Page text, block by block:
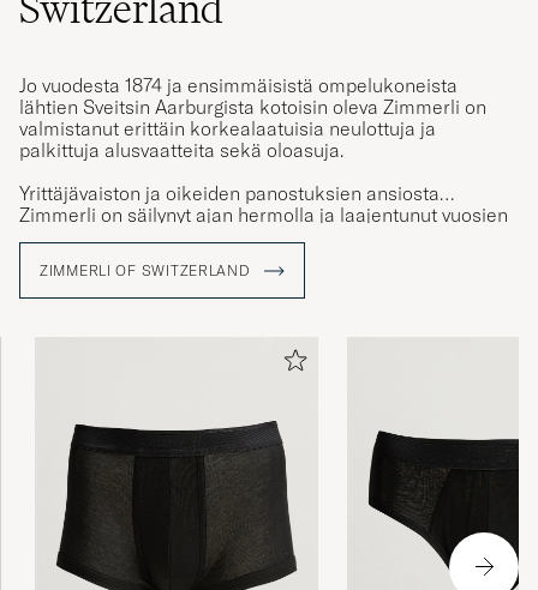
Jo vuodesta 1874 ja ensimmäisistä ompelukoneista
lähtien Sveitsin Aarburgista kotoisin oleva Zimmerli on
valmistanut erittäin korkealaatuisia neulottuja ja
palkittuja alusvaatteita sekä oloasuja.
Yrittäjävaiston ja oikeiden panostuksien ansiosta
Zimmerli on säilynyt ajan hermolla ja laajentunut vuosien
myötä. Tänä päivänä Ranskassa ja Kiinassa sijaitsevien
kehitykseen sekä ympäristön tukemiseen.
ZIMMERLI OF SWITZERLAND